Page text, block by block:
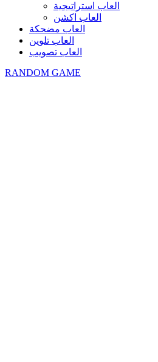
العاب استراتيجية
العاب اكشن
العاب مضحكة
العاب تلوين
العاب تصويب
RANDOM GAME